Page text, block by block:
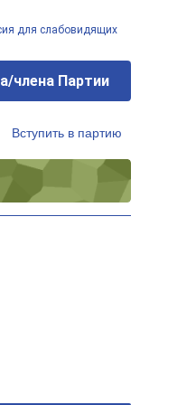
для слабовидящих
члена Партии
Вступить в партию